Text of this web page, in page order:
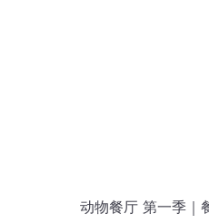
动物餐厅 第一季｜